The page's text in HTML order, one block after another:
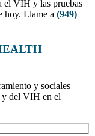
el VIH y las pruebas
hoy. Llame a (949)
y sociales
y del VIH en el